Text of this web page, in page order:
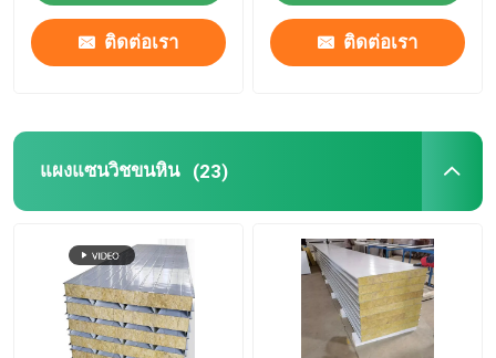
ติดต่อเรา ติดต่อเรา
แผงแซนวิชขนหิน (23)